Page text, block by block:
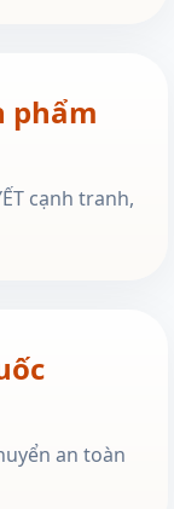
phẩm
cạnh tranh,
an toàn